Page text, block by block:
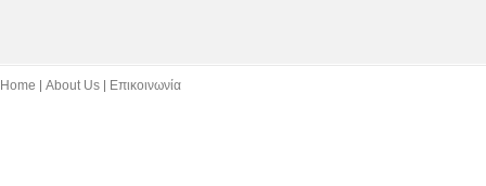
Home About Us Επικοινωνία